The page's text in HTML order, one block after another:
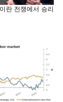
란 전쟁에서 승리